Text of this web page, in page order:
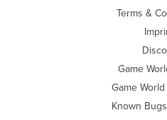
Terms &
Game
Game
Known